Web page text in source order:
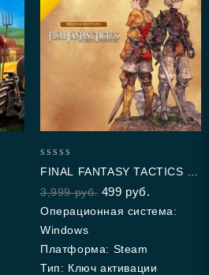
out
of
5
FINAL FANTASY TACTICS —
The Ivalice Chronicles
3,999руб. 499 руб.
Операционная система:
Windows
Платформа: Steam
Тип: Ключ активации